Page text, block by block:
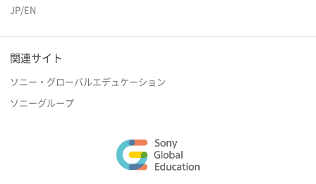
JP/EN
関連サイト
ソニー・グローバルエデュケーション
ソニーグループ